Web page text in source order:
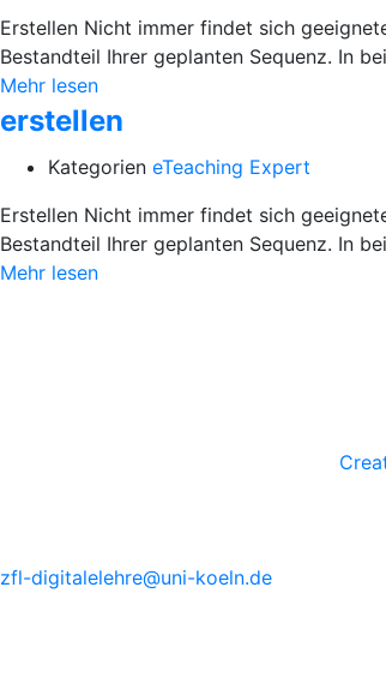
Erstellen Nicht immer findet sich
Bestandteil Ihrer geplanten Sequenz. In
Mehr lesen
erstellen
Kategorien eTeaching Expert
Erstellen Nicht immer findet sich
Bestandteil Ihrer geplanten Sequenz. In
Mehr lesen
zfl-digitalelehre@uni-koeln.de